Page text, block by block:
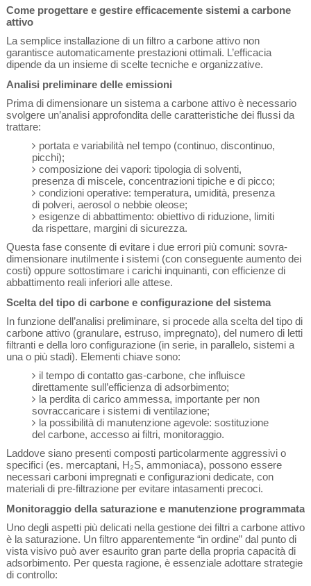
Come progettare e gestire efficacemente sistemi a carbone
attivo
La semplice installazione di un filtro a carbone attivo non
garantisce automaticamente prestazioni ottimali. L’efficacia
dipende da un insieme di scelte tecniche e organizzative.
Analisi preliminare delle emissioni
Prima di dimensionare un sistema a carbone attivo è necessario
svolgere un’analisi approfondita delle caratteristiche dei flussi da
trattare:
portata e variabilità nel tempo (continuo, discontinuo,
picchi);
composizione dei vapori: tipologia di solventi,
presenza di miscele, concentrazioni tipiche e di picco;
condizioni operative: temperatura, umidità, presenza
di polveri, aerosol o nebbie oleose;
esigenze di abbattimento: obiettivo di riduzione, limiti
da rispettare, margini di sicurezza.
Questa fase consente di evitare i due errori più comuni: sovra-
dimensionare inutilmente i sistemi (con conseguente aumento dei
costi) oppure sottostimare i carichi inquinanti, con efficienze di
abbattimento reali inferiori alle attese.
Scelta del tipo di carbone e configurazione del sistema
In funzione dell’analisi preliminare, si procede alla scelta del tipo di
carbone attivo (granulare, estruso, impregnato), del numero di letti
filtranti e della loro configurazione (in serie, in parallelo, sistemi a
una o più stadi). Elementi chiave sono:
il tempo di contatto gas-carbone, che influisce
direttamente sull’efficienza di adsorbimento;
la perdita di carico ammessa, importante per non
sovraccaricare i sistemi di ventilazione;
la possibilità di manutenzione agevole: sostituzione
del carbone, accesso ai filtri, monitoraggio.
Laddove siano presenti composti particolarmente aggressivi o
specifici (es. mercaptani, H₂S, ammoniaca), possono essere
necessari carboni impregnati e configurazioni dedicate, con
materiali di pre-filtrazione per evitare intasamenti precoci.
Monitoraggio della saturazione e manutenzione programmata
Uno degli aspetti più delicati nella gestione dei filtri a carbone attivo
è la saturazione. Un filtro apparentemente “in ordine” dal punto di
vista visivo può aver esaurito gran parte della propria capacità di
adsorbimento. Per questa ragione, è essenziale adottare strategie
di controllo: